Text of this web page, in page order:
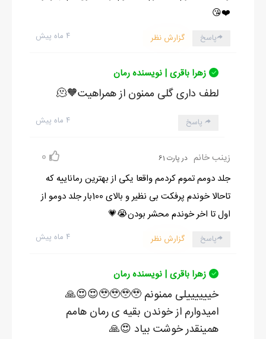
❤️😘
۴ ماه پیش پاسخ گزارش نظر
زهرا باقری | نویسنده رمان
لطف داری گلی ممنون از همراهیت🧡🫠
۴ ماه پیش پاسخ
زینب خانم در پارت 61 0
جلد دومم تموم کردمم واقعا یکی از بهترین رماناییه که
تاحالا خوندم پرفکت بی نظیر و بالای 100بار جلد دومو از
اول تا اخر خوندم محشر بودن😭💗
۴ ماه پیش پاسخ گزارش نظر
زهرا باقری | نویسنده رمان
خییییییلی ممنونم 🥹🥹🥹🥹😍😍🙏
امیدوارم از خوندن بقیه ی رمان هامم
همینقدر خوشت بیاد 😍🙏